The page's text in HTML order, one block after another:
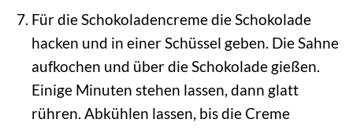
Für die Schokoladencreme die Schokolade
hacken und in einer Schüssel geben. Die Sahne
aufkochen und über die Schokolade gießen.
Einige Minuten stehen lassen, dann glatt
rühren. Abkühlen lassen, bis die Creme